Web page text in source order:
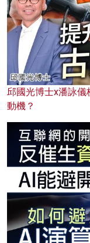
邱國光博士x潘詠儀
動機？